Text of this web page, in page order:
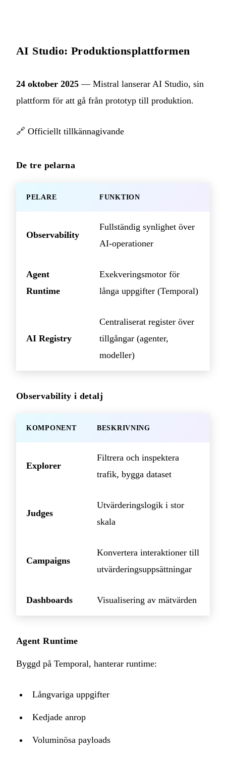
AI Studio: Produktionsplattformen
24 oktober 2025 — Mistral lanserar AI Studio, sin
plattform för att gå från prototyp till produktion.
🔗 Officiellt tillkännagivande
De tre pelarna
PELARE FUNKTION
Observability
Fullständig synlighet över
AI-operationer
Agent
Runtime
Exekveringsmotor för
långa uppgifter (Temporal)
AI Registry
Centraliserat register över
tillgångar (agenter,
modeller)
Observability i detalj
KOMPONENT BESKRIVNING
Explorer
Filtrera och inspektera
trafik, bygga dataset
Judges
Utvärderingslogik i stor
skala
Campaigns
Konvertera interaktioner till
utvärderingsuppsättningar
Dashboards Visualisering av mätvärden
Agent Runtime
Byggd på Temporal, hanterar runtime:
Långvariga uppgifter
Kedjade anrop
Voluminösa payloads